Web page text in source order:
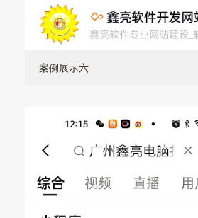
案例展示六